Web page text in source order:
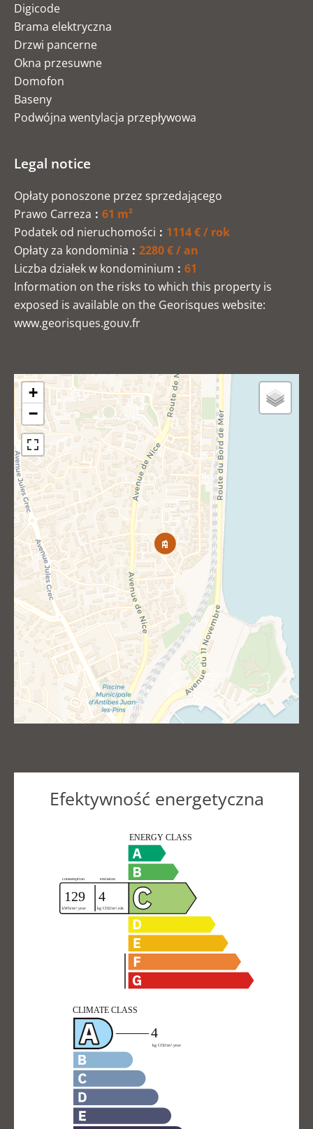
Digicode
Brama elektryczna
Drzwi pancerne
Okna przesuwne
Domofon
Baseny
Podwójna wentylacja przepływowa
Legal notice
Opłaty ponoszone przez sprzedającego
Prawo Carreza
61 m²
Podatek od nieruchomości
1114 € / rok
Opłaty za kondominia
2280 € / an
Liczba działek w kondominium
61
Information on the risks to which this property is
exposed is available on the Georisques website:
www.georisques.gouv.fr
+
−
Efektywność energetyczna